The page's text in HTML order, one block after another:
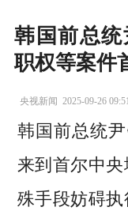
韩国前总
职权等案件
央视新闻 2025-09-26
韩国前总统
来到首尔中
殊手段妨碍